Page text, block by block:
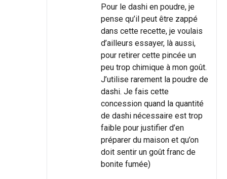
Pour le dashi en poudre, je
pense qu’il peut être zappé
dans cette recette, je voulais
d’ailleurs essayer, là aussi,
pour retirer cette pincée un
peu trop chimique à mon goût.
J’utilise rarement la poudre de
dashi. Je fais cette
concession quand la quantité
de dashi nécessaire est trop
faible pour justifier d’en
préparer du maison et qu’on
doit sentir un goût franc de
bonite fumée)